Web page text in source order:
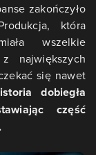
zakończyło
która
wszelkie
największych
się nawet
dobiegła
część